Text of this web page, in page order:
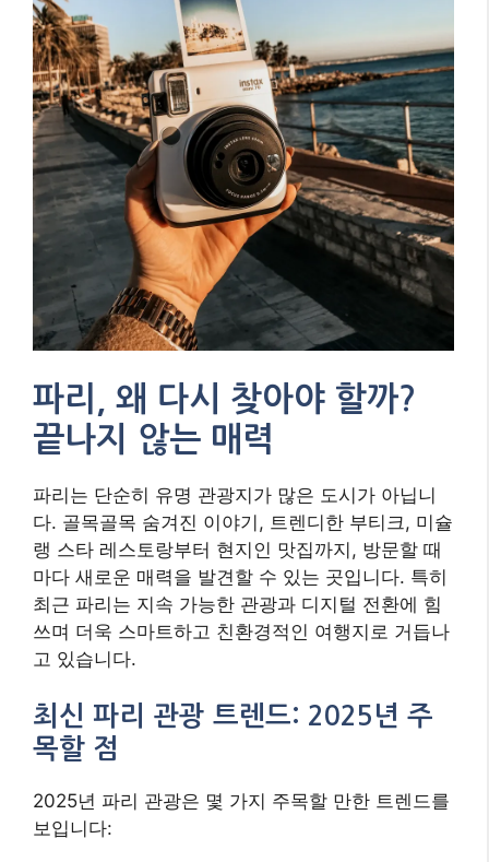
파리, 왜 다시 찾아야 할까?
끝나지 않는 매력
파리는 단순히 유명 관광지가 많은 도시가 아닙니
다. 골목골목 숨겨진 이야기, 트렌디한 부티크, 미슐
랭 스타 레스토랑부터 현지인 맛집까지, 방문할 때
마다 새로운 매력을 발견할 수 있는 곳입니다. 특히
최근 파리는 지속 가능한 관광과 디지털 전환에 힘
쓰며 더욱 스마트하고 친환경적인 여행지로 거듭나
고 있습니다.
최신 파리 관광 트렌드: 2025년 주
목할 점
2025년 파리 관광은 몇 가지 주목할 만한 트렌드를
보입니다: